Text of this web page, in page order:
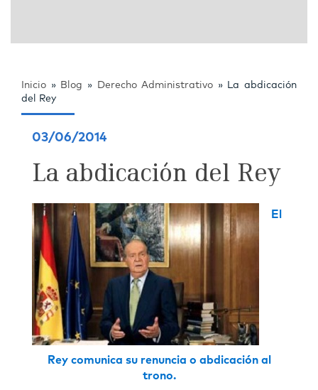
Inicio » Blog » Derecho Administrativo »
La abdicación
del Rey
03/06/2014
La abdicación del Rey
El
Rey comunica su renuncia o abdicación al
trono.